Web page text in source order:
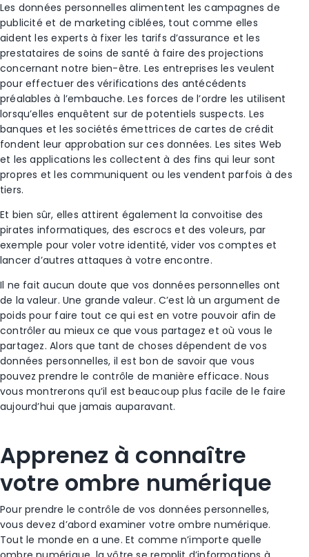
Les données personnelles alimentent les campagnes de
publicité et de marketing ciblées, tout comme elles
aident les experts à fixer les tarifs d’assurance et les
prestataires de soins de santé à faire des projections
concernant notre bien-être. Les entreprises les veulent
pour effectuer des vérifications des antécédents
préalables à l’embauche. Les forces de l’ordre les utilisent
lorsqu’elles enquêtent sur de potentiels suspects. Les
banques et les sociétés émettrices de cartes de crédit
fondent leur approbation sur ces données. Les sites Web
et les applications les collectent à des fins qui leur sont
propres et les communiquent ou les vendent parfois à des
tiers.
Et bien sûr, elles attirent également la convoitise des
pirates informatiques, des escrocs et des voleurs, par
exemple pour voler votre identité, vider vos comptes et
lancer d’autres attaques à votre encontre.
Il ne fait aucun doute que vos données personnelles ont
de la valeur. Une grande valeur. C’est là un argument de
poids pour faire tout ce qui est en votre pouvoir afin de
contrôler au mieux ce que vous partagez et où vous le
partagez. Alors que tant de choses dépendent de vos
données personnelles, il est bon de savoir que vous
pouvez prendre le contrôle de manière efficace. Nous
vous montrerons qu’il est beaucoup plus facile de le faire
aujourd’hui que jamais auparavant.
Apprenez à connaître
votre ombre numérique
Pour prendre le contrôle de vos données personnelles,
vous devez d’abord examiner votre ombre numérique.
Tout le monde en a une. Et comme n’importe quelle